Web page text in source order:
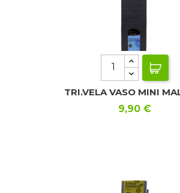
TRI.VELA VASO MINI
Precio
9,90 €